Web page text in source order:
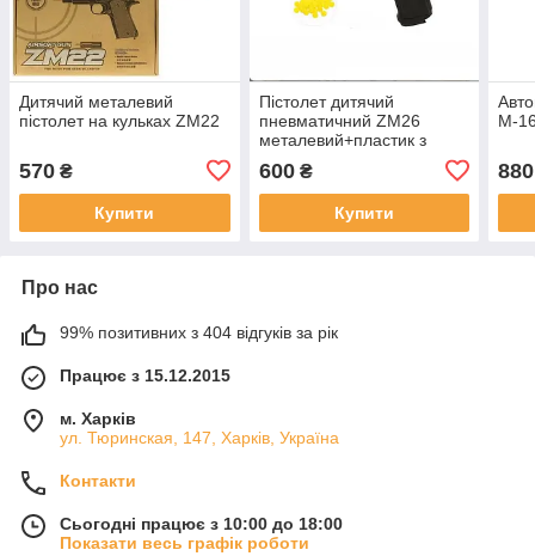
Дитячий металевий
пістолет на кульках ZM22
570 ₴
Купити
Пістолет дитячий
пневматичний ZM26
металевий+пластик з
600₴
Купити
M-
880
Про нас
99% позитивних з 404 відгуків за рік
Працює з 15.12.2015
м. Харків
ул. Тюринская, 147, Харків, Україна
Контакти
Сьогодні працює з 10:00 до 18:00
Показати весь графік роботи